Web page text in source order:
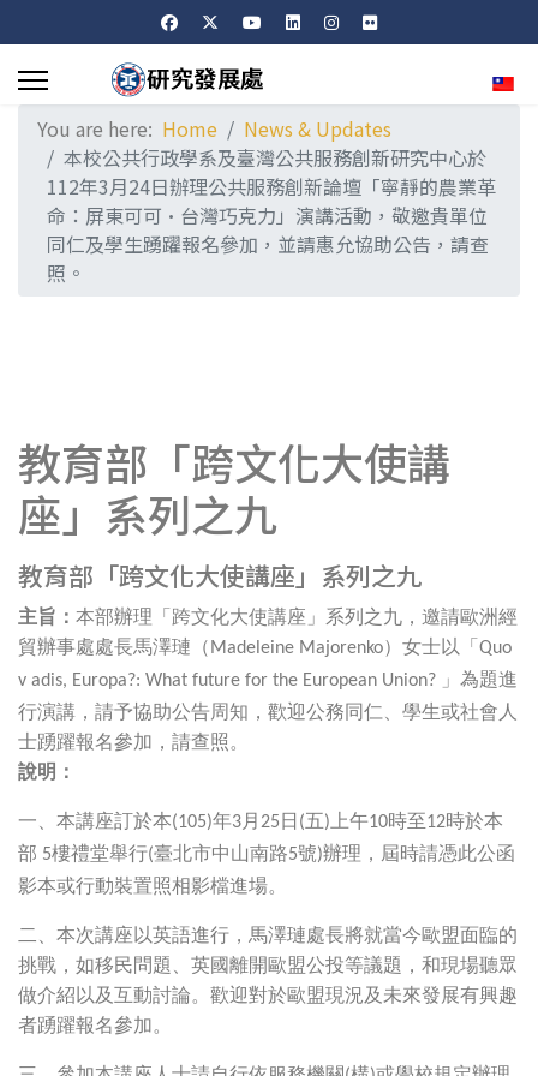
You are here: Home
News & Updates
本校公共行政學系及臺灣公共服務創新研究中心於
112年3月24日辦理公共服務創新論壇「寧靜的農業革
命：屏東可可·台灣巧克力」演講活動，敬邀貴單位
同仁及學生踴躍報名參加，並請惠允協助公告，請查
照。
教育部「跨文化大使講
座」系列之九
教育部「跨文化大使講座」系列之九
主旨： 本部辦理「跨文化大使講座」系列之九，邀請歐洲經
貿辦事處處長馬澤璉（ Madeleine Majorenko）女士以「Quo
v adis, Europa?: What future for the European Union?
」為題進
行演講，請予協助公告周知，歡迎公務同仁、學生或社會人
士踴躍報名參加，請查照。
說明：
一、本講座訂於本(105)年3月25日 (五)上午10時至12時於本
部 5樓禮堂舉行(臺北市中山南路5號)辦理，屆時請憑此公函
影本或行動裝置照相影檔進場。
二、本次講座以英語進行，馬澤璉處長將就當今歐盟面臨的
挑戰，如移民問題、英國離開歐盟公投等議題，和現場聽眾
做介紹以及互動討論。歡迎對於歐盟現況及未來發展有興趣
者踴躍報名參加。